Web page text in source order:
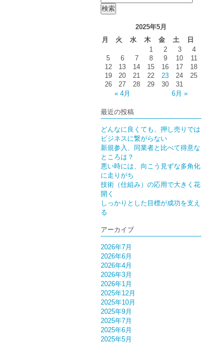
2025年5月
月
火 水 木 金 土 日
« 4月 6月 »
1 2 3
4
5
6 7 8 9 10
11
12
13 14 15 16 17
18
19
20 21 22 23 24
25
26
27 28 29 30 31
最近の投稿
どんなに良くても、押し売りでは
ビジネスに繋がらない
新規参入、同業者と比べて得意な
ところは？
悪い時には、向こう見ずな多角化
に走りがち
技術（仕組み）の応用で大きく花
開く
しっかりとした目標が成功を支え
る
アーカイブ
2026年7月
2026年6月
2026年4月
2026年3月
2026年1月
2025年12月
2025年10月
2025年9月
2025年7月
2025年6月
2025年5月